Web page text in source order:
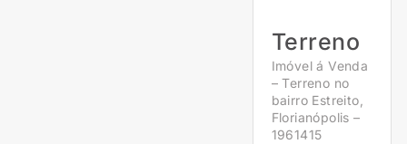
Terreno
Imóvel á Venda
– Terreno no
bairro Estreito,
Florianópolis –
1961415